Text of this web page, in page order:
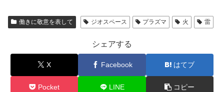
働きに敬意を表して ジオスペース プラズマ 火 雷
シェアする
X Facebook はてブ
Pocket LINE コピー